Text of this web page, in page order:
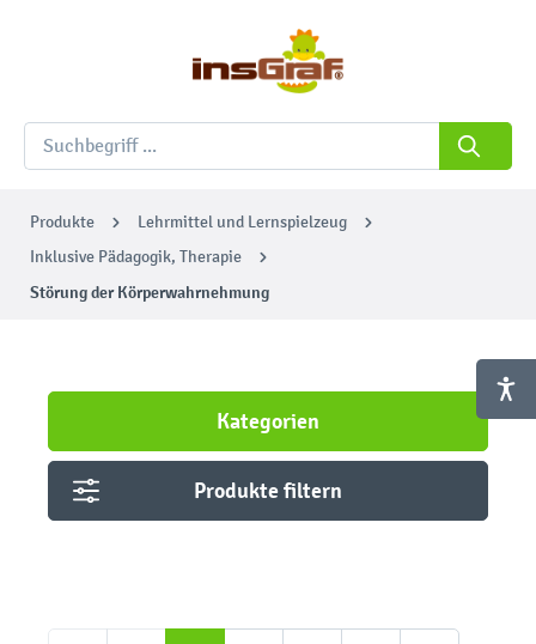
Produkte
Lehrmittel und Lernspielzeug
Inklusive Pädagogik, Therapie
Störung der Körperwahrnehmung
Kategorien
Produkte filtern